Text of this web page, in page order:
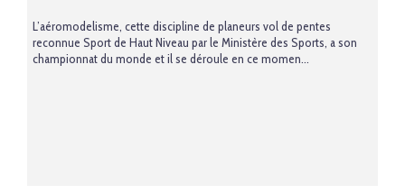
L’aéromodelisme, cette discipline de planeurs vol de pentes
reconnue Sport de Haut Niveau par le Ministère des Sports, a son
championnat du monde et il se déroule en ce momen...